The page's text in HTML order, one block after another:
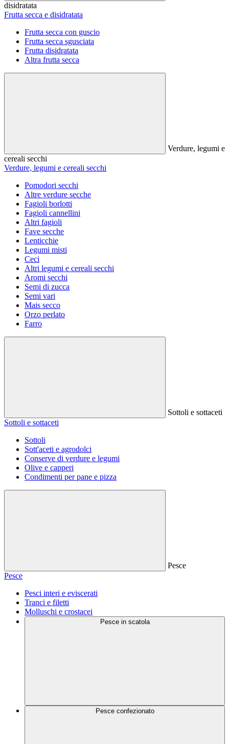
disidratata
Frutta secca e disidratata
Frutta secca con guscio
Frutta secca sgusciata
Frutta disidratata
Altra frutta secca
Verdure, legumi e
cereali secchi
Verdure, legumi e cereali secchi
Pomodori secchi
Altre verdure secche
Fagioli borlotti
Fagioli cannellini
Altri fagioli
Fave secche
Lenticchie
Legumi misti
Ceci
Altri legumi e cereali secchi
Aromi secchi
Semi di zucca
Semi vari
Mais secco
Orzo perlato
Farro
Sottoli e sottaceti
Sottoli e sottaceti
Sottoli
Sott'aceti e agrodolci
Conserve di verdure e legumi
Olive e capperi
Condimenti per pane e pizza
Pesce
Pesce
Pesci interi e eviscerati
Tranci e filetti
Molluschi e crostacei
Pesce in scatola
Pesce confezionato